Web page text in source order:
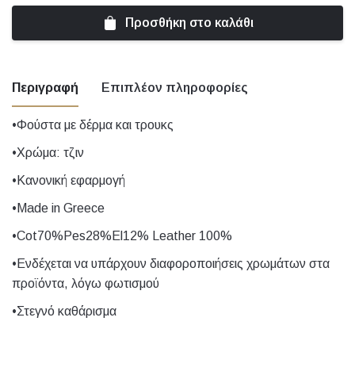
Προσθήκη στο καλάθι
Περιγραφή Επιπλέον πληροφορίες
•Φούστα με δέρμα και τρουκς
•Χρώμα: τζιν
•Κανονική εφαρμογή
•Made in Greece
•Cot70%Pes28%El12% Leather 100%
•Ενδέχεται να υπάρχουν διαφοροποιήσεις χρωμάτων στα
προϊόντα, λόγω φωτισμού
•Στεγνό καθάρισμα
Size